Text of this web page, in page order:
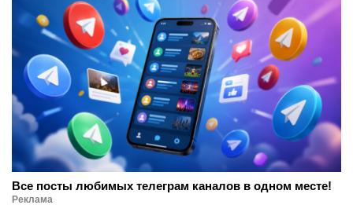
Все посты любимых телеграм каналов в одном месте!
Реклама